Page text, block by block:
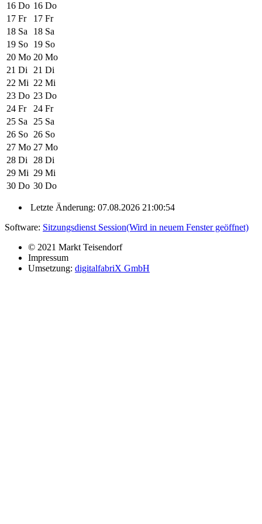
16 Do 16 Do
17 Fr 17 Fr
18 Sa 18 Sa
19 So 19 So
20 Mo 20 Mo
21 Di 21 Di
22 Mi 22 Mi
23 Do 23 Do
24 Fr 24 Fr
25 Sa 25 Sa
26 So 26 So
27 Mo 27 Mo
28 Di 28 Di
29 Mi 29 Mi
30 Do 30 Do
Letzte Änderung: 07.08.2026 21:00:54
Software: Sitzungsdienst Session(Wird in neuem Fenster geöffnet)
© 2021 Markt Teisendorf
Impressum
Umsetzung: digitalfabriX GmbH